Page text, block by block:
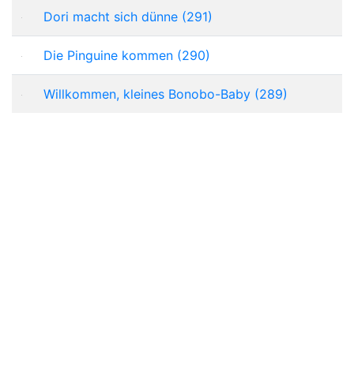
Dori macht sich dünne (291)
Die Pinguine kommen (290)
Willkommen, kleines Bonobo-Baby (289)